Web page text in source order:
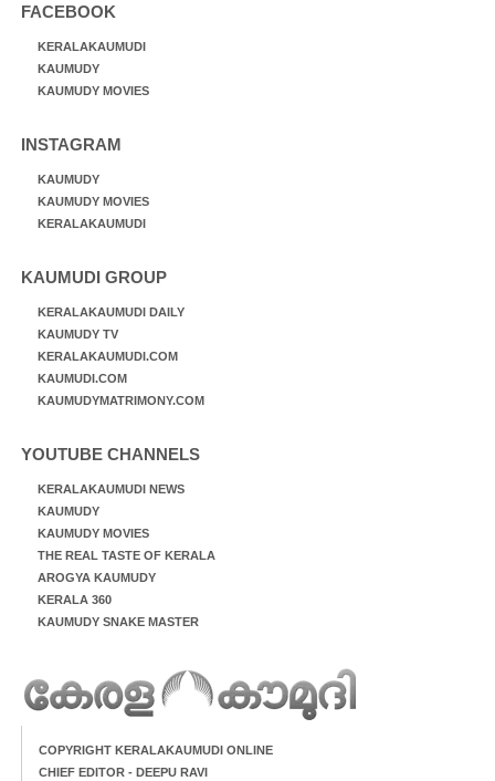
FACEBOOK
KERALAKAUMUDI
KAUMUDY
KAUMUDY MOVIES
INSTAGRAM
KAUMUDY
KAUMUDY MOVIES
KERALAKAUMUDI
KAUMUDI GROUP
KERALAKAUMUDI DAILY
KAUMUDY TV
KERALAKAUMUDI.COM
KAUMUDI.COM
KAUMUDYMATRIMONY.COM
YOUTUBE CHANNELS
KERALAKAUMUDI NEWS
KAUMUDY
KAUMUDY MOVIES
THE REAL TASTE OF KERALA
AROGYA KAUMUDY
KERALA 360
KAUMUDY SNAKE MASTER
COPYRIGHT KERALAKAUMUDI ONLINE
CHIEF EDITOR - DEEPU RAVI